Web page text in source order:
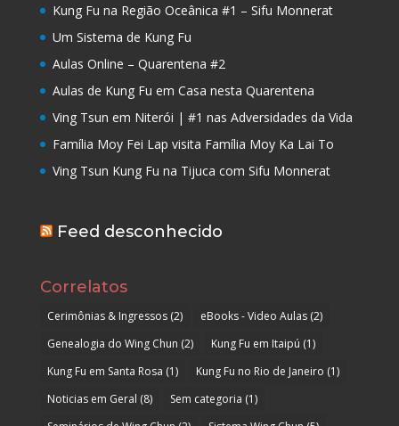
Kung Fu na Região Oceânica #1 – Sifu Monnerat
Um Sistema de Kung Fu
Aulas Online – Quarentena #2
Aulas de Kung Fu em Casa nesta Quarentena
Ving Tsun em Niterói | #1 nas Adversidades da Vida
Família Moy Fei Lap visita Família Moy Ka Lai To
Ving Tsun Kung Fu na Tijuca com Sifu Monnerat
Feed desconhecido
Correlatos
Cerimônias & Ingressos(2) eBooks - Video Aulas(2)
Genealogia do Wing Chun (2) Kung Fu em Itaipú (1)
Kung Fu em Santa Rosa (1) Kung Fu no Rio de Janeiro (1)
Noticias em Geral (8) Sem categoria (1)